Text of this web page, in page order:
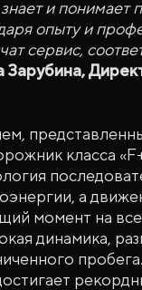
и
опыту и
сервис,
Зарубина,
класса
а
момент на
динамика,